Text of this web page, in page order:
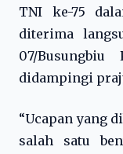
TNI ke-75
diterima
07/
didampingi
“Ucapan yang
salah satu